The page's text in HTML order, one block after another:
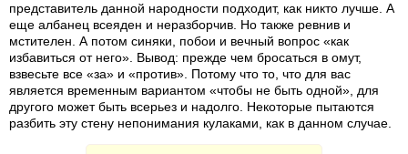
представитель данной народности подходит, как никто лучше. А
еще албанец всеяден и неразборчив. Но также ревнив и
мстителен. А потом синяки, побои и вечный вопрос «как
избавиться от него». Вывод: прежде чем бросаться в омут,
взвесьте все «за» и «против». Потому что то, что для вас
является временным вариантом «чтобы не быть одной», для
другого может быть всерьез и надолго. Некоторые пытаются
разбить эту стену непонимания кулаками, как в данном случае.